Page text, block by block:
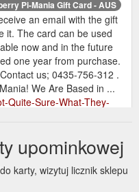
Pi-Mania Gift Card - AUS
an email with the gift
it. The card can be used
now and in the future
one year from purchase.
us; 0435-756-312 .
We Are Based in ...
Quite-Sure-What-They-
upominkowej
karty, wizytuj licznik sklepu